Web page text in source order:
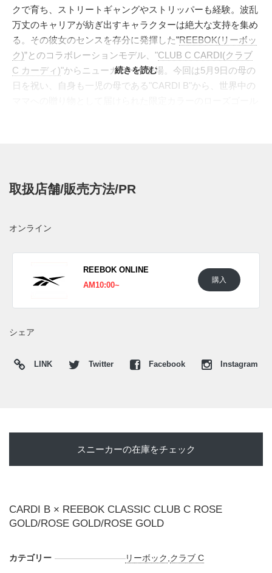
クで育ち、ストリートギャングやストリッパーも経験。波乱
万丈のキャリアが紡ぎ出すキャラクターは絶大な支持を集め
る。その彼女のセンスを存分に発揮した”REEBOK(リーボッ
ク)”とのコラボレーションモデル、"CLUB C CARDI(クラブ
C カーディ)"からニューカラーが登場。今回は5月9日の母の
日を祝い、自身も一児の母である"CARDI B"から、世界中の
ローズゴールドで染め上げ、スニーカーシーンでも存在感を
トアにて発売予定。価格は各12,100円(税込)。 また新たな情
報が入り次第、スニーカーウォーズの
Facebook
で報告したい。
(pic. REEBOK)
続きを読む
取扱店舗/販売方法/PR
オンライン
REEBOK ONLINE
AM10:00~
購入
シェア
LINK Twitter Facebook Instagram
スニーカーの在庫をチェック
CARDI B × REEBOK CLASSIC CLUB C ROSE
GOLD/ROSE GOLD/ROSE GOLD
カテゴリー リーボック クラブ C